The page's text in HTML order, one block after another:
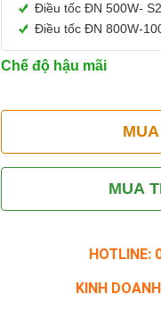
Điều tốc ĐN 500W-
Điều tốc ĐN 800W-
Chế độ hậu mãi
MUA
HOTLINE:
KINH